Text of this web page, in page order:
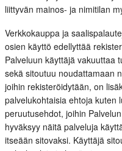
liittyvän mainos- ja nimitilan
Verkkokauppa ja
osien käyttö edellyttää
Palveluun käyttäjä vakuuttaa
sekä sitoutuu noudattamaan
joihin rekisteröidytään, on
palvelukohtaisia ehtoja kuten
peruutusehdot, joihin
hyväksyy näitä palveluja
itseään sitovaksi. Käyttäjä